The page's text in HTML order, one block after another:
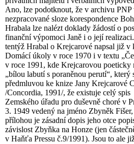
Ano, lze podotknout, že v archivu PNP
nezpracované sloze korespondence
Hrabala lze nalézt doklady žádostí o
finanční výpomoci Janě i o její
tentýž Hrabal o Krejcarové napsal již v
Domácí úkoly v roce 1970 i v textu
v roce 1991, kde Krejcarovou poeticky
„bílou labutí s poraněnou perutí“, který
předmluvou ke knize Jany Krejcarové
/Concordia, 1991/, že existuje celý spis
Zemského úřadu pro duševně choré v
3. 1949 vedený na jméno Zbyněk
přílohou je zásadní dopis jeho otce
závislost Zbyňka na Honze (jen
v Haňťa Pressu č.9/1991). Jsou to ale